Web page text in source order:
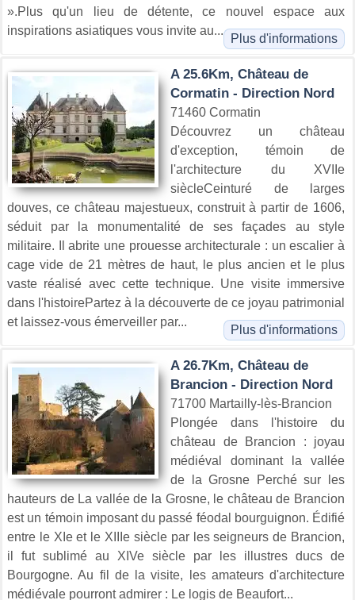
».Plus qu'un lieu de détente, ce nouvel espace aux
inspirations asiatiques vous invite au...
Plus d'informations
A 25.6Km, Château de
Cormatin - Direction Nord
71460 Cormatin
Découvrez un château
d'exception, témoin de
l'architecture du XVIIe
siècleCeinturé de larges
douves, ce château majestueux, construit à partir de 1606,
séduit par la monumentalité de ses façades au style
militaire. Il abrite une prouesse architecturale : un escalier à
cage vide de 21 mètres de haut, le plus ancien et le plus
vaste réalisé avec cette technique. Une visite immersive
dans l'histoirePartez à la découverte de ce joyau patrimonial
et laissez-vous émerveiller par...
Plus d'informations
A 26.7Km, Château de
Brancion - Direction Nord
71700 Martailly-lès-Brancion
Plongée dans l'histoire du
château de Brancion : joyau
médiéval dominant la vallée
de la Grosne Perché sur les
hauteurs de La vallée de la Grosne, le château de Brancion
est un témoin imposant du passé féodal bourguignon. Édifié
entre le XIe et le XIIIe siècle par les seigneurs de Brancion,
il fut sublimé au XIVe siècle par les illustres ducs de
Bourgogne. Au fil de la visite, les amateurs d'architecture
médiévale pourront admirer : Le logis de Beaufort...